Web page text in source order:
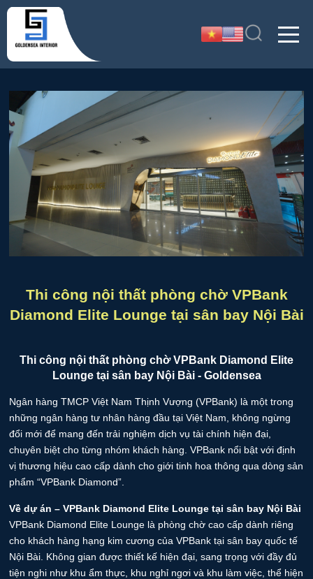
Thi công nội thất phòng chờ VPBank
Diamond Elite Lounge tại sân bay Nội Bài
Ngân hàng TMCP Việt Nam Thịnh Vượng (VPBank) là một trong
những ngân hàng tư nhân hàng đầu tại Việt Nam, không ngừng
đổi mới để mang đến trải nghiệm dịch vụ tài chính hiện đại,
chuyên biệt cho từng nhóm khách hàng. VPBank nổi bật với định
vị thương hiệu cao cấp dành cho giới tinh hoa thông qua dòng sản
phẩm “VPBank Diamond”.
Về dự án – VPBank Diamond Elite Lounge tại sân bay Nội Bài
VPBank Diamond Elite Lounge là phòng chờ cao cấp dành riêng
cho khách hàng hạng kim cương của VPBank tại sân bay quốc tế
Nội Bài. Không gian được thiết kế hiện đại, sang trọng với đầy đủ
tiện nghi như khu ẩm thực, khu nghỉ ngơi và khu làm việc, thể hiện